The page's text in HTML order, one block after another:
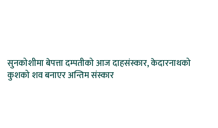
सुनकोशीमा बेपत्ता दम्पतीको आज दाहसंस्कार, केदारनाथको
कुशको शव बनाएर अन्तिम संस्कार